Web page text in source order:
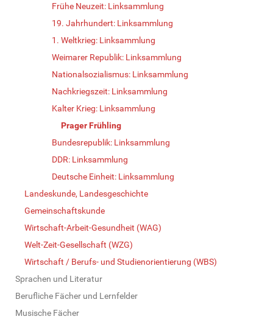
Frühe Neuzeit: Linksammlung
19. Jahrhundert: Linksammlung
1. Weltkrieg: Linksammlung
Weimarer Republik: Linksammlung
Nationalsozialismus: Linksammlung
Nachkriegszeit: Linksammlung
Kalter Krieg: Linksammlung
Prager Frühling
Bundesrepublik: Linksammlung
DDR: Linksammlung
Deutsche Einheit: Linksammlung
Landeskunde, Landesgeschichte
Gemeinschaftskunde
Wirtschaft-Arbeit-Gesundheit (WAG)
Welt-Zeit-Gesellschaft (WZG)
Wirtschaft / Berufs- und Studienorientierung (WBS)
Sprachen und Literatur
Berufliche Fächer und Lernfelder
Musische Fächer